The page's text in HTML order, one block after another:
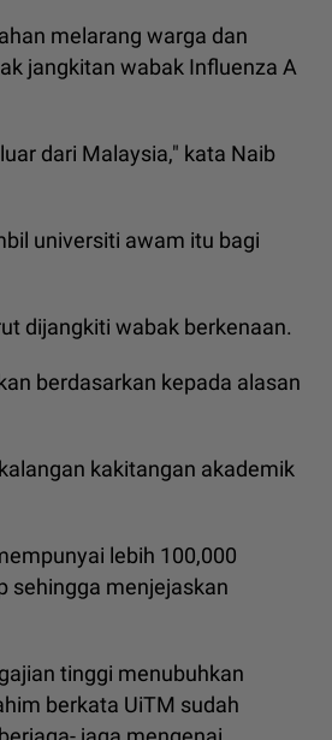
melarang warga dan
jangkitan wabak Influenza A
dari Malaysia," kata Naib
universiti awam itu bagi
dijangkiti wabak berkenaan.
berdasarkan kepada alasan
kakitangan akademik
lebih 100,000
sehingga menjejaskan
tinggi menubuhkan
berkata UiTM sudah